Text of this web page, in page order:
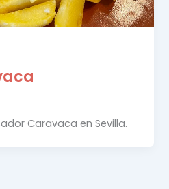
Caravaca en Sevilla.